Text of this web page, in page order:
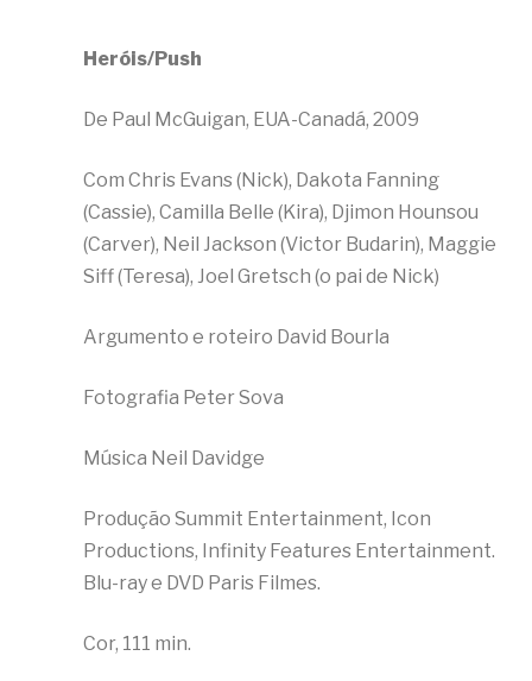
Heróis/Push
De Paul McGuigan, EUA-Canadá, 2009
Com Chris Evans (Nick), Dakota Fanning
(Cassie), Camilla Belle (Kira), Djimon Hounsou
(Carver), Neil Jackson (Victor Budarin), Maggie
Siff (Teresa), Joel Gretsch (o pai de Nick)
Argumento e roteiro David Bourla
Fotografia Peter Sova
Música Neil Davidge
Produção Summit Entertainment, Icon
Productions, Infinity Features Entertainment.
Blu-ray e DVD Paris Filmes.
Cor, 111 min.